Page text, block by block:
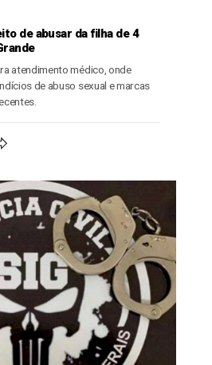
de abusar da filha de 4
atendimento médico, onde
de abuso sexual e marcas